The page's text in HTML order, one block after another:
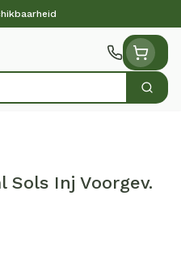
Zoek
Inj Voorgev.